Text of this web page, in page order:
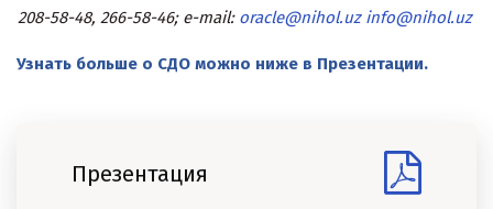
208-58-48, 266-58-46; e-mail: oracle@nihol.uz info@nihol.uz
Узнать больше о СДО можно ниже в Презентации.
Презентация